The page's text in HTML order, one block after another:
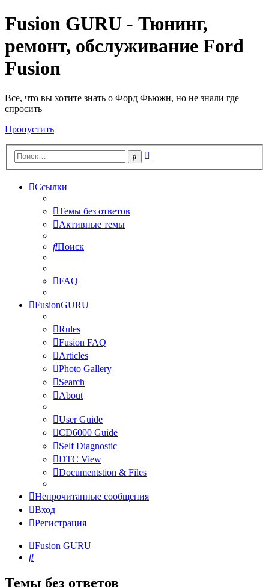
Fusion GURU - Тюнинг,
ремонт, обслуживание Ford
Fusion
Все, что вы хотите знать о Форд Фьюжн, но не знали где
спросить
Пропустить
Поиск
Ссылки
Темы без ответов
Активные темы
Поиск
FAQ
FusionGURU
Rules
Fusion FAQ
Articles
Photo Gallery
Search
About
User Guide
CD6000 Guide
Self Diagnostic
DTC View
Documentstion & Files
Непрочитанные сообщения
Вход
Регистрация
Fusion GURU
Поиск
Темы без ответов